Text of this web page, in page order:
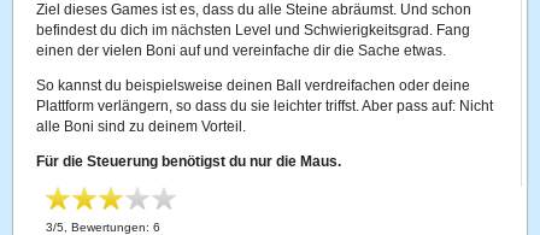
Ziel dieses Games ist es, dass du alle Steine abräumst. Und schon
befindest du dich im nächsten Level und Schwierigkeitsgrad. Fang
einen der vielen Boni auf und vereinfache dir die Sache etwas.
So kannst du beispielsweise deinen Ball verdreifachen oder deine
Plattform verlängern, so dass du sie leichter triffst. Aber pass auf: Nicht
alle Boni sind zu deinem Vorteil.
Für die Steuerung benötigst du nur die Maus.
3/5 , Bewertungen:6